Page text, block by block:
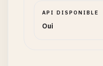
API DISPONIBLE
Oui